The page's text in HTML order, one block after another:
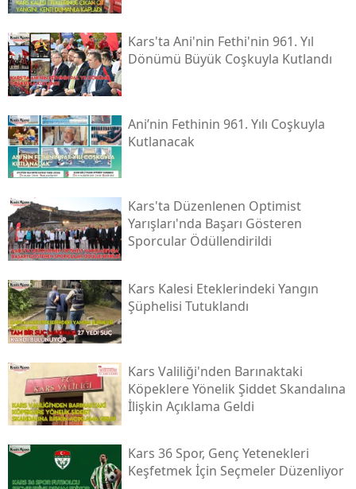
Manisa
Mardin
Nevşehir
Ordu
Samsun
Siirt
Sinop
Sivas
Kars'ta Ani'nin Fethi'nin 961. Yıl
Dönümü Büyük Coşkuyla Kutlandı
Ani’nin Fethinin 961. Yılı Coşkuyla
Kutlanacak
Kars'ta Düzenlenen Optimist
Yarışları'nda Başarı Gösteren
Sporcular Ödüllendirildi
Kars Kalesi Eteklerindeki Yangın
Şüphelisi Tutuklandı
Kars Valiliği'nden Barınaktaki
Köpeklere Yönelik Şiddet Skandalına
İlişkin Açıklama Geldi
Kars 36 Spor, Genç Yetenekleri
Keşfetmek İçin Seçmeler Düzenliyor